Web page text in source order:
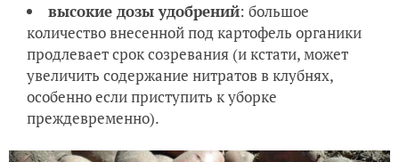
высокие дозы удобрений: большое
количество внесенной под картофель органики
продлевает срок созревания (и кстати, может
увеличить содержание нитратов в клубнях,
особенно если приступить к уборке
преждевременно).